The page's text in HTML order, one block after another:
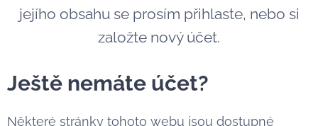
jejího obsahu se prosím přihlaste, nebo si
založte nový účet.
Ještě nemáte účet?
Některé stránky tohoto webu jsou dostupné